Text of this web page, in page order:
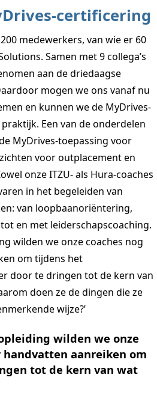
certificering
medewerkers, van wie er 60
Samen met 9 collega’s
aan de driedaagse
mogen we ons vanaf nu
en kunnen we de MyDrives-
Een van de onderdelen
MyDrives-toepassing voor
voor outplacement en
onze ITZU- als Hura-coaches
in het begeleiden van
van loopbaanoriëntering,
en met leiderschapscoaching.
wilden we onze coaches nog
om tijdens het
door te dringen tot de kern van
doen ze de dingen die ze
wijze?’
wilden we onze
handvatten aanreiken om
tot de kern van wat